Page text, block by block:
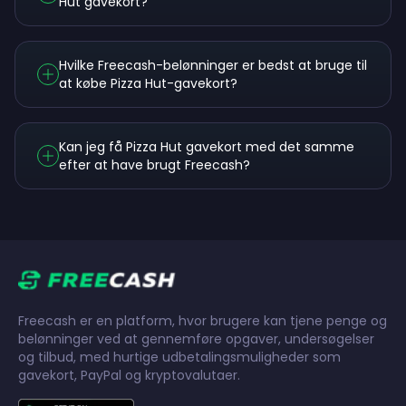
Hvilke Freecash-belønninger er bedst at bruge til
at købe Pizza Hut-gavekort?
Kan jeg få Pizza Hut gavekort med det samme
efter at have brugt Freecash?
Freecash er en platform, hvor brugere kan tjene penge og
belønninger ved at gennemføre opgaver, undersøgelser
og tilbud, med hurtige udbetalingsmuligheder som
gavekort, PayPal og kryptovalutaer.